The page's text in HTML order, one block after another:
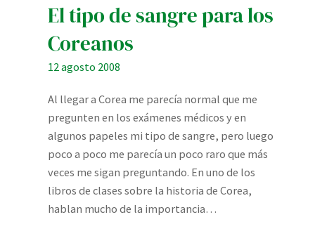
El tipo de sangre para los
Coreanos
12 agosto 2008
Al llegar a Corea me parecía normal que me
pregunten en los exámenes médicos y en
algunos papeles mi tipo de sangre, pero luego
poco a poco me parecía un poco raro que más
veces me sigan preguntando. En uno de los
libros de clases sobre la historia de Corea,
hablan mucho de la importancia…